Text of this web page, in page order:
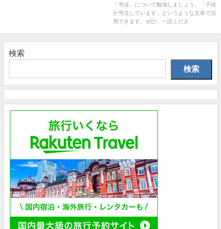
「号泣」について勉強しましょう。「子供
が号泣しています」というような文章で活
用できます。ぜひ、一読くださ...
検索
検索